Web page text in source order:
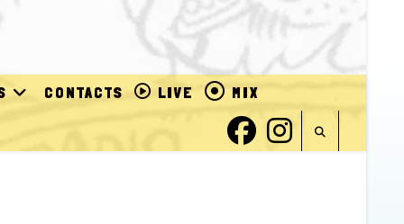
CONTACTS LIVE MIX